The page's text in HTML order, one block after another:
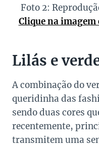
Foto 2:
Clique na
Lilás e
A combinação do
queridinha das
sendo duas cores
recentemente,
transmitem uma